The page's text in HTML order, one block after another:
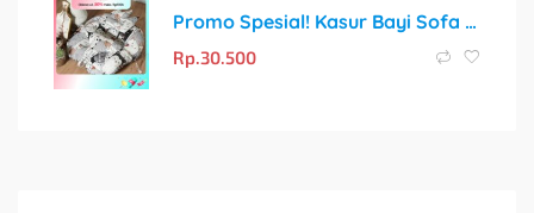
Promo Spesial! Kasur Bayi Sofa dengan Sabuk Pengaman + Gratis Bantal Peyang Crown
Rp.30.500